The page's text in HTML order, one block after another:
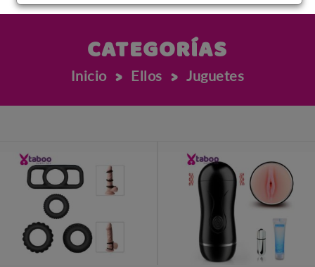
CATEGORÍAS
Inicio > Ellos > Juguetes